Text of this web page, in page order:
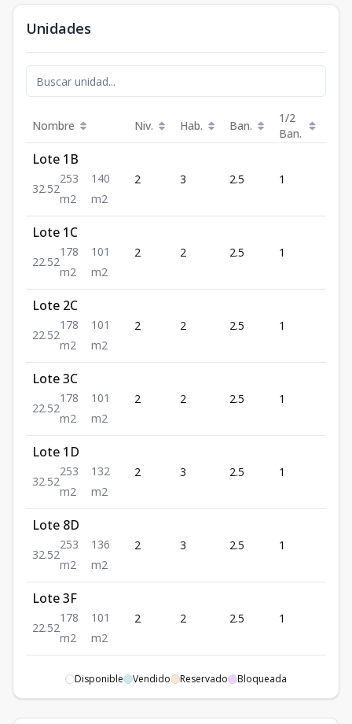
Unidades
Nombre Niv. Hab. Ban.
1/2
Ban.
Lote 1B
32.52
253
m2
140
m2
2 3 2.5 1
Lote 1C
22.52
178
m2
101
m2
2 2 2.5 1
Lote 2C
22.52
178
m2
101
m2
2 2 2.5 1
Lote 3C
22.52
178
m2
101
m2
2 2 2.5 1
Lote 1D
32.52
253
m2
132
m2
2 3 2.5 1
Lote 8D
32.52
253
m2
136
m2
2 3 2.5 1
Lote 3F
22.52
178
m2
101
m2
2 2 2.5 1
Lote 4F
22.52
Disponible Vendido Reservado Bloqueada